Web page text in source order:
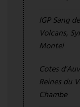
IGP Sang
Volcans,
Montel
Cotes
Reines du
Chambe